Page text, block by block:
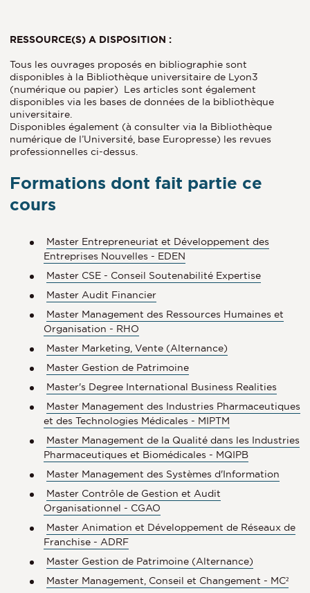
RESSOURCE(S) A DISPOSITION :
Tous les ouvrages proposés en bibliographie sont
disponibles à la Bibliothèque universitaire de Lyon3
(numérique ou papier) Les articles sont également
disponibles via les bases de données de la bibliothèque
universitaire.
Disponibles également (à consulter via la Bibliothèque
numérique de l’Université, base Europresse) les revues
professionnelles ci-dessus.
Formations dont fait partie ce
cours
Master Entrepreneuriat et Développement des
Entreprises Nouvelles - EDEN
Master CSE - Conseil Soutenabilité Expertise
Master Audit Financier
Master Management des Ressources Humaines et
Organisation - RHO
Master Marketing, Vente (Alternance)
Master Gestion de Patrimoine
Master's Degree International Business Realities
Master Management des Industries Pharmaceutiques
et des Technologies Médicales - MIPTM
Master Management de la Qualité dans les Industries
Pharmaceutiques et Biomédicales - MQIPB
Master Management des Systèmes d'Information
Master Contrôle de Gestion et Audit
Organisationnel - CGAO
Master Animation et Développement de Réseaux de
Franchise - ADRF
Master Gestion de Patrimoine (Alternance)
Master Management, Conseil et Changement - MC²